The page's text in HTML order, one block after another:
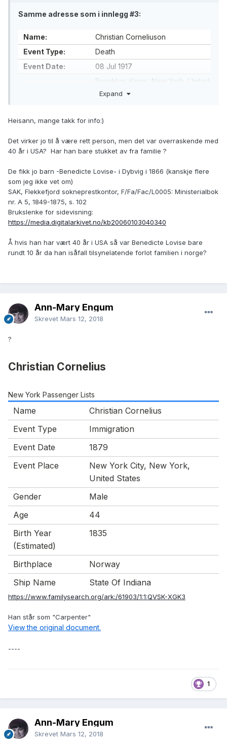
Samme adresse som i innlegg #3:
Name:
Christian Corneliuson
Event Type:
Death
Event Date:
08 Jul 1917
Brooklyn, Kings, New York, United
States
Gender:
Male
Marital Status:
Widowed
Occupation:
Birth Year
(Estimated):
Birthplace:
Norway
Cemetery:
Linden Hill
Norway
Mother's Name:
Sarah Nelson
Mother's
Expand
Heisann, mange takk for info:)
Det virker jo til å være rett person, men det var overraskende med
40 år i USA? Har han bare stukket av fra familie ?
De fikk jo barn -Benedicte Lovise- i Dybvig i 1866 (kanskje flere
som jeg ikke vet om)
SAK, Flekkefjord sokneprestkontor, F/Fa/Fac/L0005: Ministerialbok
nr. A 5, 1849-1875, s. 102
Brukslenke for sidevisning:
https://media.digitalarkivet.no/kb20060103040340
Å hvis han har vært 40 år i USA så var Benedicte Lovise bare
rundt 10 år da han isåfall tilsynelatende forlot familien i norge?
Ann-Mary Engum
Skrevet Mars 12, 2018
?
Christian Cornelius
New York Passenger Lists
Name
Christian Cornelius
Event Type
Immigration
Event Date
1879
Event Place
New York City, New York,
United States
Gender
Male
Age
44
Birth Year
(Estimated)
1835
Birthplace
Norway
Ship Name
State Of Indiana
https://www.familysearch.org/ark:/61903/1:1:QVSK-XGK3
Han står som "Carpenter"
View the original document.
----
1
Ann-Mary Engum
Skrevet Mars 12, 2018